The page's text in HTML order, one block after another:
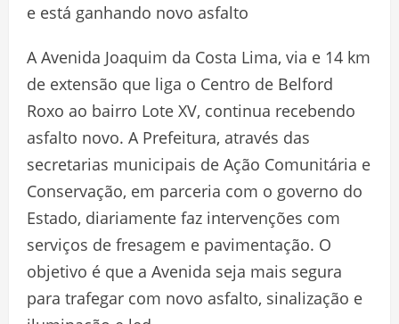
e está ganhando novo asfalto
A Avenida Joaquim da Costa Lima, via e 14 km
de extensão que liga o Centro de Belford
Roxo ao bairro Lote XV, continua recebendo
asfalto novo. A Prefeitura, através das
secretarias municipais de Ação Comunitária e
Conservação, em parceria com o governo do
Estado, diariamente faz intervenções com
serviços de fresagem e pavimentação. O
objetivo é que a Avenida seja mais segura
para trafegar com novo asfalto, sinalização e